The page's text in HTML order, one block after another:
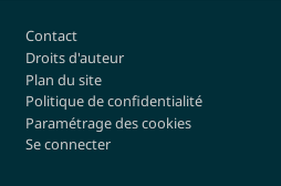
Pied de page
Contact
Droits d'auteur
Plan du site
Politique de confidentialité
Paramétrage des cookies
Se connecter